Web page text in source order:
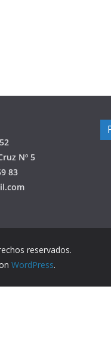
Nº 5
83
reservados.
WordPress.